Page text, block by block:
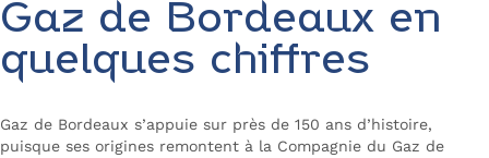
Gaz de Bordeaux en
quelques chiffres
Gaz de Bordeaux s’appuie sur près de 150 ans d’histoire,
puisque ses origines remontent à la Compagnie du Gaz de